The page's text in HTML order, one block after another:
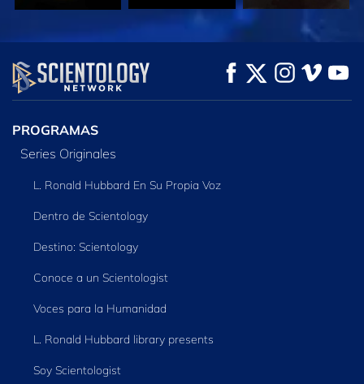
VE
EXPLORA LAS
SERIES
PROGRAMAS
Series Originales
L. Ronald Hubbard En Su Propia Voz
Dentro de Scientology
Destino: Scientology
Conoce a un Scientologist
Voces para la Humanidad
L. Ronald Hubbard library presents
Soy Scientologist